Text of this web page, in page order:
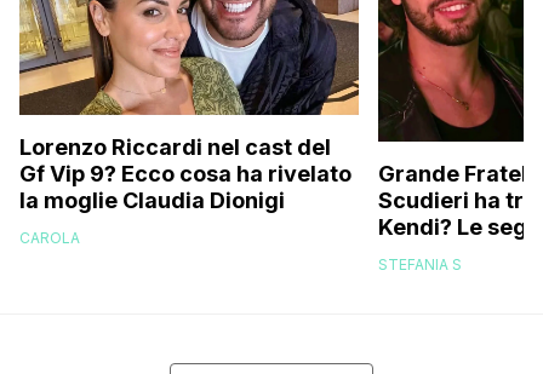
Lorenzo Riccardi nel cast del
Gf Vip 9? Ecco cosa ha rivelato
la moglie Claudia Dionigi
CAROLA
Grande
Scudieri ha
Kendi? Le
replica dell’ex
STEFANIA S